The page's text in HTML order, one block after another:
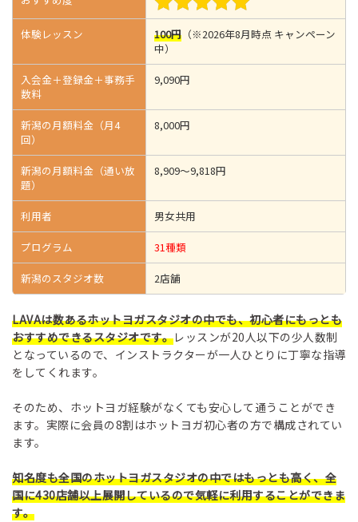
体験レッスン 100円 （※2026年8月時点 キャンペーン
中）
入会金＋登録金＋事務手
数料
9,090円
新潟の月額料金（月4
回）
8,000円
新潟の月額料金（通い放
題）
8,909～9,818円
利用者 男女共用
プログラム 31種類
新潟のスタジオ数 2店舗
LAVAは数あるホットヨガスタジオの中でも、初心者にもっとも
おすすめできるスタジオです。レッスンが20人以下の少人数制
となっているので、インストラクターが一人ひとりに丁寧な指導
をしてくれます。
そのため、ホットヨガ経験がなくても安心して通うことができ
ます。実際に会員の8割はホットヨガ初心者の方で構成されてい
ます。
知名度も全国のホットヨガスタジオの中ではもっとも高く、全
国に430店舗以上展開しているので気軽に利用することができま
す。